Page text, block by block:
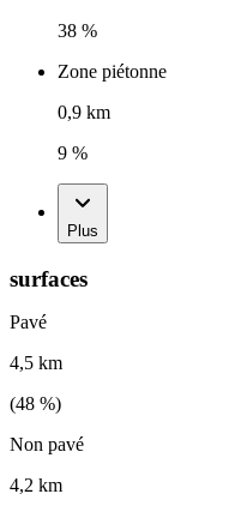
38 %
Zone piétonne
0,9 km
9 %
Plus
surfaces
Pavé
4,5 km
(48 %)
Non pavé
4,2 km